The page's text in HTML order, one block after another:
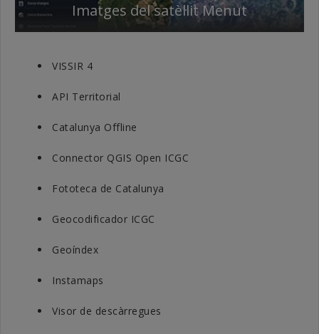
Imatges del satèl·lit Menut
VISSIR 4
API Territorial
Catalunya Offline
Connector QGIS Open ICGC
Fototeca de Catalunya
Geocodificador ICGC
Geoíndex
Instamaps
Visor de descàrregues